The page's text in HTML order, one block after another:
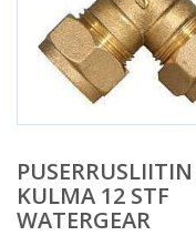
PUSERRUSLIITIN
KULMA 12 STF
WATERGEAR